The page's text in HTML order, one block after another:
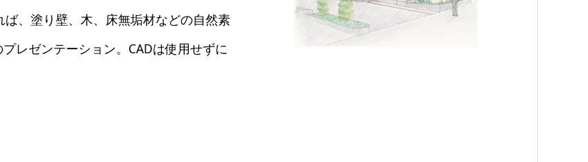
、塗り壁、木、床無垢材などの自然素
レゼンテーション。CADは使用せずに